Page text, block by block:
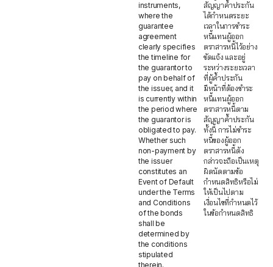
instruments,
where the
guarantee
agreement
clearly specifies
the timeline for
the guarantor to
pay on behalf of
the issuer, and it
is currently within
the period where
the guarantor is
obligated to pay.
Whether such
non-payment by
the issuer
constitutes an
Event of Default
under the Terms
and Conditions
of the bonds
shall be
determined by
the conditions
stipulated
therein.
สัญญาค้ำประกัน
ได้กำหนดระยะ
เวลาในการชำระ
หนี้แทนผู้ออก
ตราสารหนี้ไว้อย่าง
ชัดแจ้ง และอยู่
ระหว่างระยะเวลา
ที่ผู้ค้ำประกัน
มีหน้าที่ต้องชำระ
หนี้แทนผู้ออก
ตราสารหนี้ตาม
สัญญาค้ำประกัน
ทั้งนี้ การไม่ชำระ
หนี้ของผู้ออก
ตราสารหนี้ดัง
กล่าวจะถือเป็นเหตุ
ผิดนัดตามข้อ
กำหนดสิทธิหรือไม่
ให้เป็นไปตาม
เงื่อนไขที่กำหนดไว้
ในข้อกำหนดสิทธิ